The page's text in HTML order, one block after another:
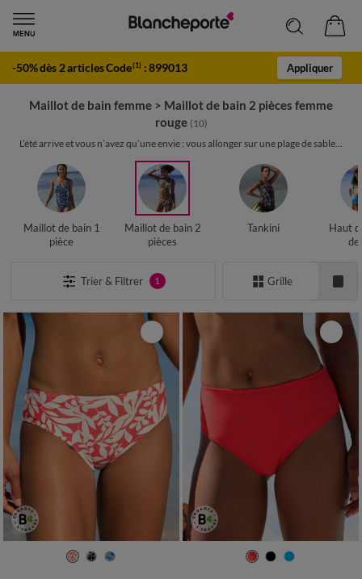
-50% dès 2 articles Code(1) :899013 Appliquer
Maillot de bain femme > Maillot de bain 2 pièces femme
rouge (10)
L’été arrive et vous n’avez qu’une envie : vous allonger sur une plage de sable...
Maillot de bain 1
pièce
Maillot de bain 2
pièces
Tankini
Haut
de
Trier & Filtrer 1 Grille
40 42 44 42 44 46